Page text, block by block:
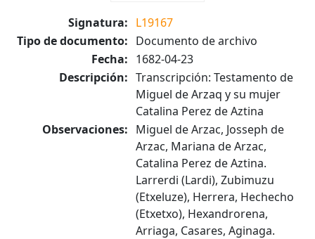
Signatura: L19167
Tipo de documento: Documento de archivo
Fecha: 1682-04-23
Descripción: Transcripción: Testamento de
Miguel de Arzaq y su mujer
Catalina Perez de Aztina
Observaciones: Miguel de Arzac, Josseph de
Arzac, Mariana de Arzac,
Catalina Perez de Aztina.
Larrerdi (Lardi), Zubimuzu
(Etxeluze), Herrera, Hechecho
(Etxetxo), Hexandrorena,
Arriaga, Casares, Aginaga.